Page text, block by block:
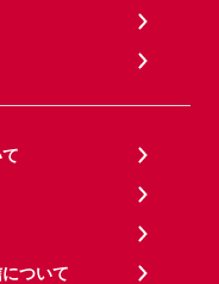
ついて